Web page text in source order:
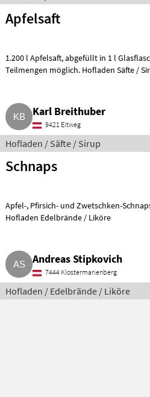
Apfelsaft
1.200 l Apfelsaft, abgefüllt in 1 l Glasflaschen, zu verkaufen, Abgabe in
Teilmengen möglich. Hofladen Säfte /
Karl Breithuber
9421 Eitweg
Hofladen / Säfte / Sirup
Schnaps
Apfel-, Pfirsich- und Zwetschken-Schnaps. 42 % Alkohol. Oder hochprozentig.
Hofladen Edelbrände / Liköre
Andreas Stipkovich
7444 Klostermarienberg
Hofladen / Edelbrände / Liköre